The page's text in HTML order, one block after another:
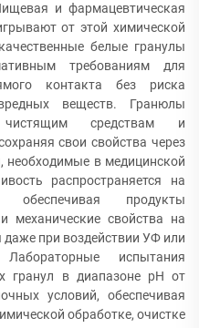
и фармацевтическая
от этой химической
белые гранулы
требованиям для
контакта без риска
веществ. Гранюлы
средствам и
свои свойства через
необходимые в медицинской
распространяется на
обеспечивая продукты
механические свойства на
при воздействии УФ или
испытания
гранул в диапазоне pH от
условий, обеспечивая
обработке, очистке